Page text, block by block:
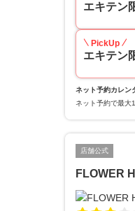
エキテン
PickUp
エキテン
ネット予約カレン
ネット予約で最大
店舗公式
FLOWER